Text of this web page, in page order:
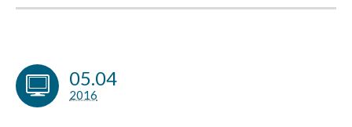
05.04
2016